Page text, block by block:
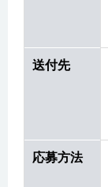
送付先
応募方法